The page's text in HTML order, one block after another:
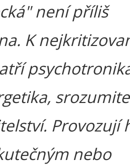
není příliš
K
Provozují
nebo